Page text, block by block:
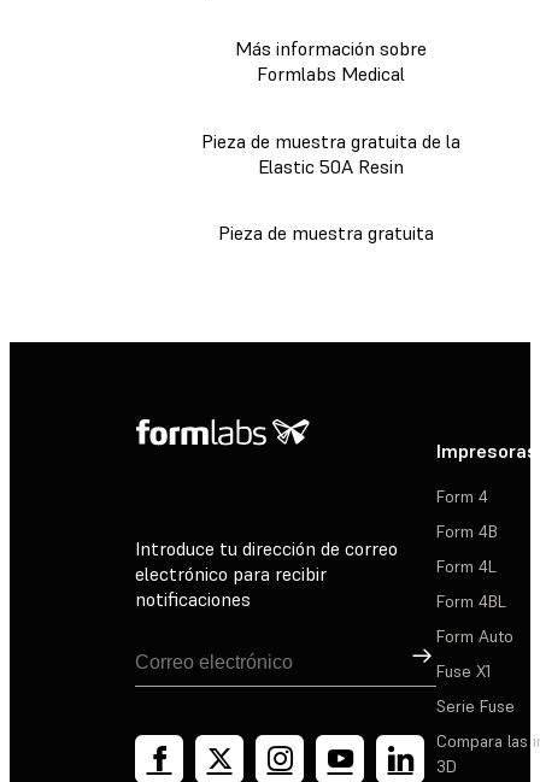
Más información sobre
Formlabs Medical
Pieza de muestra gratuita de la
Elastic 50A Resin
Pieza de muestra gratuita
Introduce tu dirección de correo
electrónico para recibir
notificaciones
Suscribirse
Impresoras
Form 4
Form 4B
Form 4L
Form 4BL
Form Auto
Fuse X1
Serie Fuse
Compara las
3D